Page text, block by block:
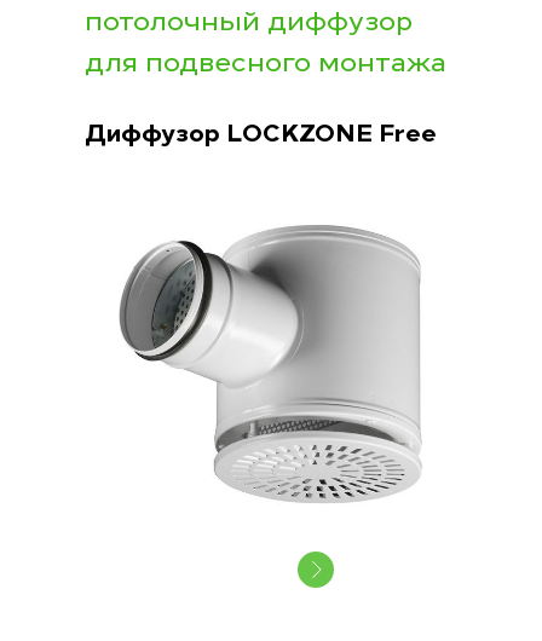
потолочный диффузор
для подвесного монтажа
Диффузор LOCKZONE Free